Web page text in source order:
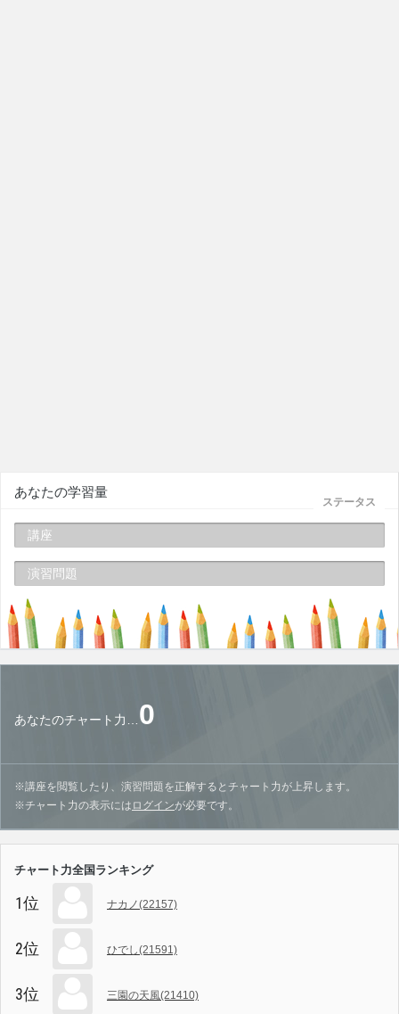
ステータス
あなたの学習量
講座
演習問題
あなたのチャート力… 0
※講座を閲覧したり、演習問題を正解するとチャート力が上昇します。
※チャート力の表示には ログインが必要です。
チャート力全国ランキング
1位 ナカノ(22157)
2位 ひでし(21591)
3位 三園の天風(21410)